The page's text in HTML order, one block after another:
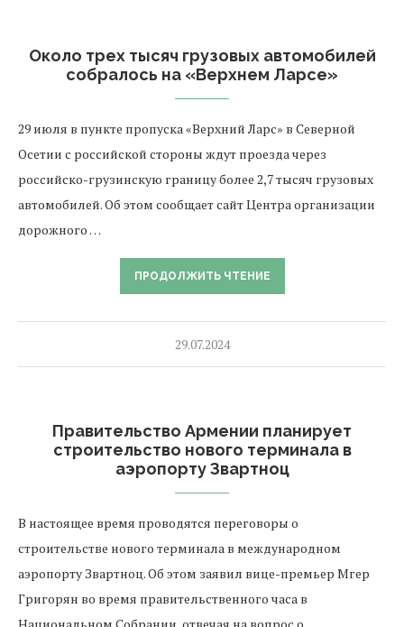
Около трех тысяч грузовых автомобилей
собралось на «Верхнем Ларсе»
29 июля в пункте пропуска «Верхний Ларс» в Северной
Осетии с российской стороны ждут проезда через
российско-грузинскую границу более 2,7 тысяч грузовых
автомобилей. Об этом сообщает сайт Центра организации
дорожного …
ПРОДОЛЖИТЬ ЧТЕНИЕ
29.07.2024
Правительство Армении планирует
строительство нового терминала в
аэропорту Звартноц
В настоящее время проводятся переговоры о
строительстве нового терминала в международном
аэропорту Звартноц. Об этом заявил вице-премьер Мгер
Григорян во время правительственного часа в